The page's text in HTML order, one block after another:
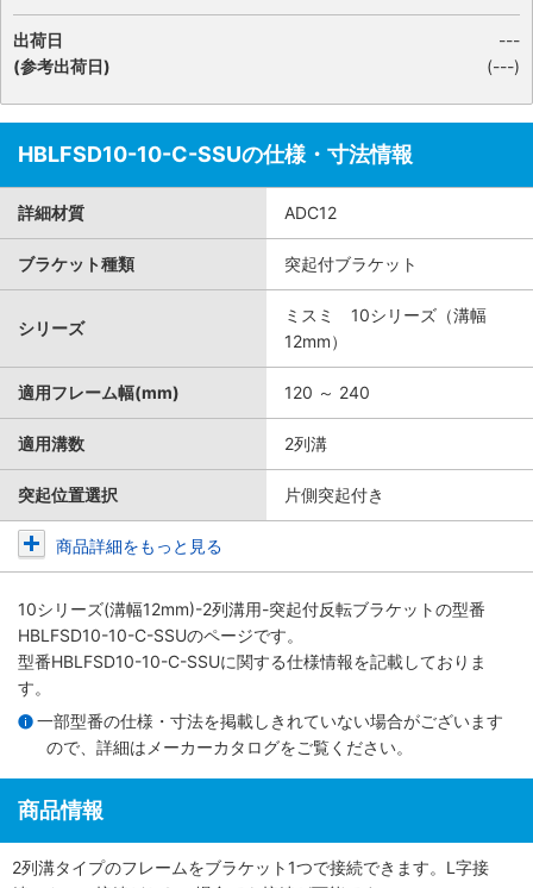
出荷日
(参考出荷日)
---
(---)
HBLFSD10-10-C-SSUの仕様・寸法情報
詳細材質 ADC12
ブラケット種類 突起付ブラケット
シリーズ
ミスミ 10シリーズ（溝幅
12mm）
適用フレーム幅(mm) 120 ～ 240
適用溝数 2列溝
突起位置選択 片側突起付き
商品詳細をもっと見る
10シリーズ(溝幅12mm)-2列溝用-突起付反転ブラケットの型番
HBLFSD10-10-C-SSUのページです。
型番HBLFSD10-10-C-SSUに関する仕様情報を記載しておりま
す。
一部型番の仕様・寸法を掲載しきれていない場合がございます
ので、詳細は メーカーカタログをご覧ください。
商品情報
2列溝タイプのフレームをブラケット1つで接続できます。L字接